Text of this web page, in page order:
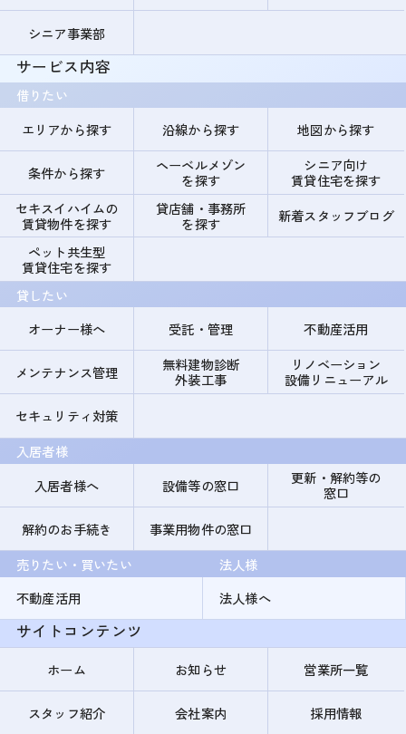
シニア事業部
サービス内容
借りたい
エリアから探す
沿線から探す 地図から探す
条件から探す
ヘーベルメゾン
を探す
シニア向け
賃貸住宅を探す
セキスイハイムの
賃貸物件を探す
貸店舗・事務所
を探す
新着スタッフブログ
ペット共生型
賃貸住宅を探す
貸したい
オーナー様へ
受託・管理 不動産活用
メンテナンス管理
無料建物診断
外装工事
リノベーション
設備リニューアル
セキュリティ対策
入居者様
入居者様へ
設備等の窓口
更新・解約等の
窓口
解約のお手続き
事業用物件の窓口
売りたい・買いたい
不動産活用
法人様
法人様へ
サイトコンテンツ
ホーム お知らせ 営業所一覧
スタッフ紹介 会社案内 採用情報